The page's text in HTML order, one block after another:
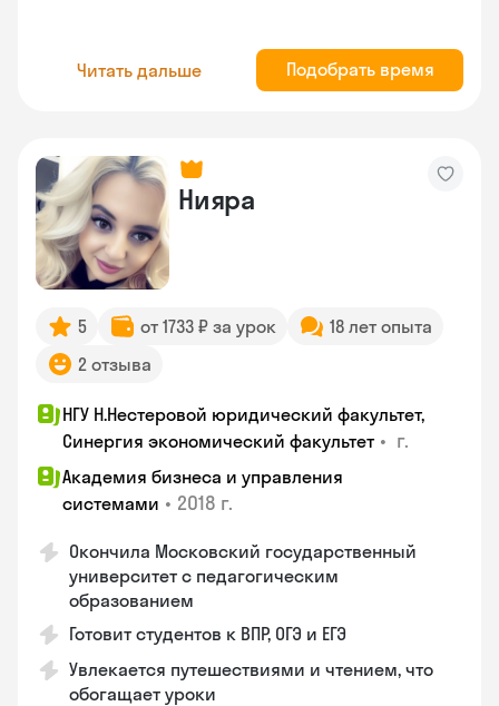
Читать дальше Подобрать время
Нияра
5 от 1733 ₽ за урок
18 лет опыта
2 отзыва
НГУ Н.Нестеровой юридический факультет,
Синергия экономический факультет • г.
Академия бизнеса и управления
системами • 2018 г.
Окончила Московский государственный
университет с педагогическим
образованием
Готовит студентов к ВПР, ОГЭ и ЕГЭ
Увлекается путешествиями и чтением, что
обогащает уроки